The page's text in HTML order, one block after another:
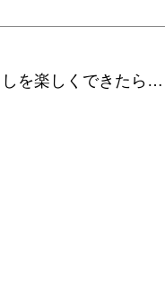
を楽しくできたら…